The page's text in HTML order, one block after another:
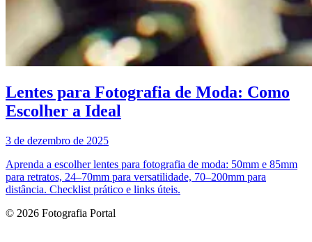
Lentes para Fotografia de Moda: Como
Escolher a Ideal
3 de dezembro de 2025
Aprenda a escolher lentes para fotografia de moda: 50mm e 85mm
para retratos, 24–70mm para versatilidade, 70–200mm para
distância. Checklist prático e links úteis.
© 2026 Fotografia Portal